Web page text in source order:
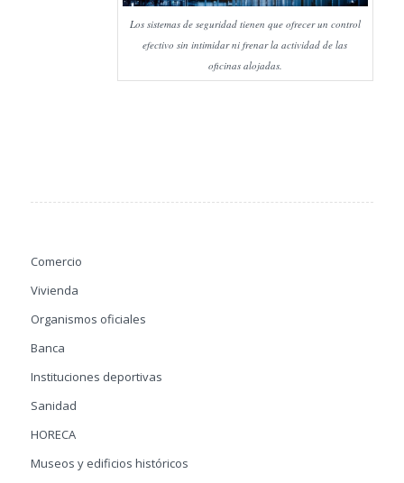
Los sistemas de seguridad tienen que ofrecer un control
efectivo sin intimidar ni frenar la actividad de las
oficinas alojadas.
Comercio
Vivienda
Organismos oficiales
Banca
Instituciones deportivas
Sanidad
HORECA
Museos y edificios históricos